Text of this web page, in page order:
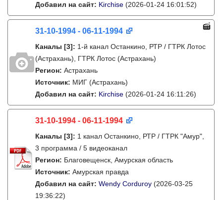
Добавил на сайт: Kirchise (2026-01-24 16:01:52)
31-10-1994 - 06-11-1994
Каналы [3]: 1-й канал Останкино, РТР / ГТРК Лотос
(Астрахань), ГТРК Лотос (Астрахань)
Регион: Астрахань
Источник: МИГ (Астрахань)
Добавил на сайт: Kirchise (2026-01-24 16:11:26)
31-10-1994 - 06-11-1994
Каналы [3]: 1 канал Останкино, РТР / ГТРК "Амур",
3 программа / 5 видеоканал
Регион: Благовещенск, Амурская область
Источник: Амурская правда
Добавил на сайт: Wendy Corduroy (2026-03-25
19:36:22)